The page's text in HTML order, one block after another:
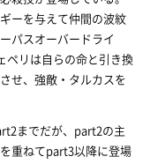
ーを与えて仲間の波紋
パスオーバードライ
ペリは自らの命と引き換
せ、強敵・タルカスを
までだが、part2の主
重ねてpart3以降に登場